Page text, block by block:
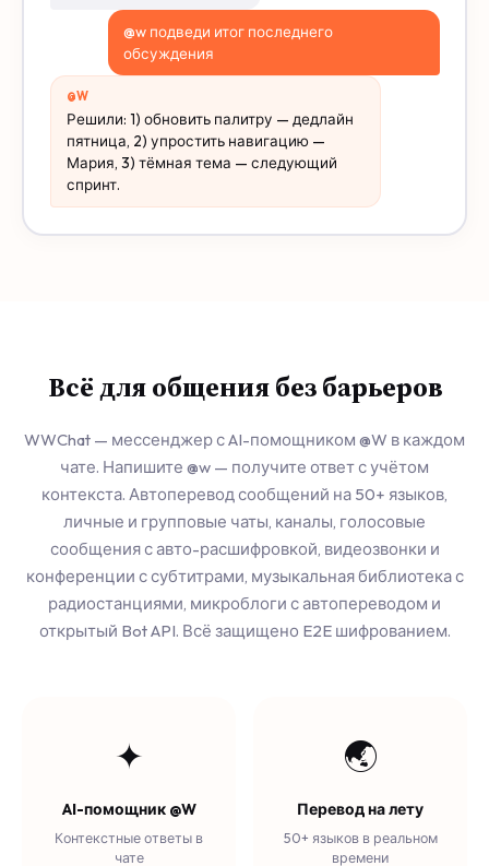
@w подведи итог последнего
обсуждения
@W
Решили: 1) обновить палитру — дедлайн
пятница, 2) упростить навигацию —
Мария, 3) тёмная тема — следующий
спринт.
Всё для общения без барьеров
WWChat — мессенджер с AI-помощником @W в каждом
чате. Напишите @w — получите ответ с учётом
контекста. Автоперевод сообщений на 50+ языков,
личные и групповые чаты, каналы, голосовые
сообщения с авто-расшифровкой, видеозвонки и
конференции с субтитрами, музыкальная библиотека с
радиостанциями, микроблоги с автопереводом и
открытый Bot API. Всё защищено E2E шифрованием.
✦
AI-помощник @W
Контекстные ответы в
чате
🌏
Перевод на лету
50+ языков в реальном
времени